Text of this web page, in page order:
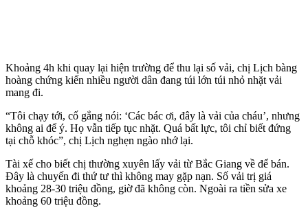
Khoảng 4h khi quay lại hiện trường để thu lại số vải, chị Lịch bàng
hoàng chứng kiến nhiều người dân đang túi lớn túi nhỏ nhặt vải
mang đi.
“Tôi chạy tới, cố gắng nói: ‘Các bác ơi, đây là vải của cháu’, nhưng
không ai để ý. Họ vẫn tiếp tục nhặt. Quá bất lực, tôi chỉ biết đứng
tại chỗ khóc”, chị Lịch nghẹn ngào nhớ lại.
Tài xế cho biết chị thường xuyên lấy vải từ Bắc Giang về để bán.
Đây là chuyến đi thứ tư thì không may gặp nạn. Số vải trị giá
khoảng 28-30 triệu đồng, giờ đã không còn. Ngoài ra tiền sửa xe
khoảng 60 triệu đồng.